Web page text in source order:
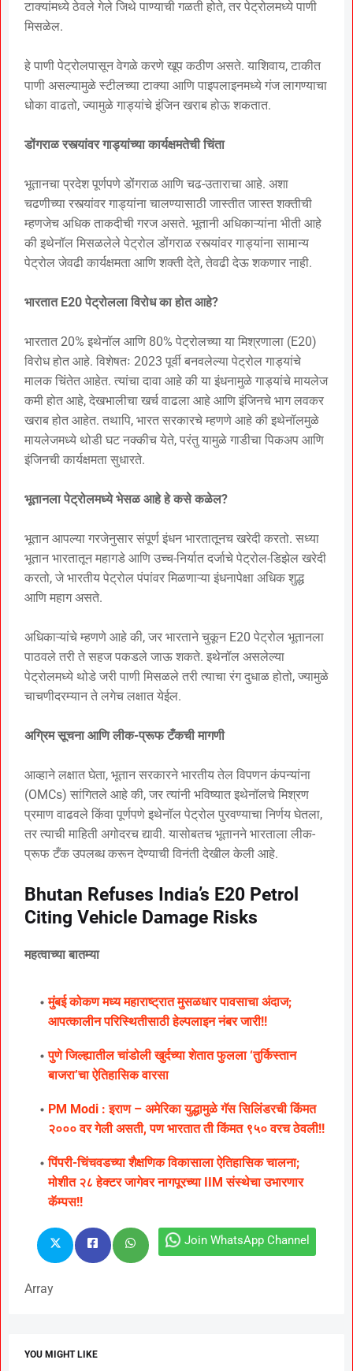
टाक्यांमध्ये ठेवले गेले जिथे पाण्याची गळती होते, तर पेट्रोलमध्ये पाणी
मिसळेल.
हे पाणी पेट्रोलपासून वेगळे करणे खूप कठीण असते. याशिवाय, टाकीत
पाणी असल्यामुळे स्टीलच्या टाक्या आणि पाइपलाइनमध्ये गंज लागण्याचा
धोका वाढतो, ज्यामुळे गाड्यांचे इंजिन खराब होऊ शकतात.
डोंगराळ रस्त्यांवर गाड्यांच्या कार्यक्षमतेची चिंता
भूतानचा प्रदेश पूर्णपणे डोंगराळ आणि चढ-उताराचा आहे. अशा
चढणीच्या रस्त्यांवर गाड्यांना चालण्यासाठी जास्तीत जास्त शक्तीची
म्हणजेच अधिक ताकदीची गरज असते. भूतानी अधिकाऱ्यांना भीती आहे
की इथेनॉल मिसळलेले पेट्रोल डोंगराळ रस्त्यांवर गाड्यांना सामान्य
पेट्रोल जेवढी कार्यक्षमता आणि शक्ती देते, तेवढी देऊ शकणार नाही.
भारतात E20 पेट्रोलला विरोध का होत आहे?
भारतात 20% इथेनॉल आणि 80% पेट्रोलच्या या मिश्रणाला (E20)
विरोध होत आहे. विशेषतः 2023 पूर्वी बनवलेल्या पेट्रोल गाड्यांचे
मालक चिंतेत आहेत. त्यांचा दावा आहे की या इंधनामुळे गाड्यांचे मायलेज
कमी होत आहे, देखभालीचा खर्च वाढला आहे आणि इंजिनचे भाग लवकर
खराब होत आहेत. तथापि, भारत सरकारचे म्हणणे आहे की इथेनॉलमुळे
मायलेजमध्ये थोडी घट नक्कीच येते, परंतु यामुळे गाडीचा पिकअप आणि
इंजिनची कार्यक्षमता सुधारते.
भूतानला पेट्रोलमध्ये भेसळ आहे हे कसे कळेल?
भूतान आपल्या गरजेनुसार संपूर्ण इंधन भारतातूनच खरेदी करतो. सध्या
भूतान भारतातून महागडे आणि उच्च-निर्यात दर्जाचे पेट्रोल-डिझेल खरेदी
करतो, जे भारतीय पेट्रोल पंपांवर मिळणाऱ्या इंधनापेक्षा अधिक शुद्ध
आणि महाग असते.
अधिकाऱ्यांचे म्हणणे आहे की, जर भारताने चुकून E20 पेट्रोल भूतानला
पाठवले तरी ते सहज पकडले जाऊ शकते. इथेनॉल असलेल्या
पेट्रोलमध्ये थोडे जरी पाणी मिसळले तरी त्याचा रंग दुधाळ होतो, ज्यामुळे
चाचणीदरम्यान ते लगेच लक्षात येईल.
अग्रिम सूचना आणि लीक-प्रूफ टँकची मागणी
आव्हाने लक्षात घेता, भूतान सरकारने भारतीय तेल विपणन कंपन्यांना
(OMCs) सांगितले आहे की, जर त्यांनी भविष्यात इथेनॉलचे मिश्रण
प्रमाण वाढवले किंवा पूर्णपणे इथेनॉल पेट्रोल पुरवण्याचा निर्णय घेतला,
तर त्याची माहिती अगोदरच द्यावी. यासोबतच भूतानने भारताला लीक-
प्रूफ टँक उपलब्ध करून देण्याची विनंती देखील केली आहे.
Bhutan Refuses India’s E20 Petrol
Citing Vehicle Damage Risks
महत्वाच्या बातम्या
मुंबई कोकण मध्य महाराष्ट्रात मुसळधार पावसाचा अंदाज;
आपत्कालीन परिस्थितीसाठी हेल्पलाइन नंबर जारी!!
पुणे जिल्ह्यातील चांडोली खुर्दच्या शेतात फुलला ‘तुर्किस्तान
बाजरा’चा ऐतिहासिक वारसा
PM Modi : इराण – अमेरिका युद्धामुळे गॅस सिलिंडरची किंमत
२००० वर गेली असती, पण भारतात ती किंमत ९५० वरच ठेवली!!
पिंपरी-चिंचवडच्या शैक्षणिक विकासाला ऐतिहासिक चालना;
मोशीत २८ हेक्टर जागेवर नागपूरच्या IIM संस्थेचा उभारणार
कॅम्पस!!
Join WhatsApp Channel
Array
YOU MIGHT LIKE